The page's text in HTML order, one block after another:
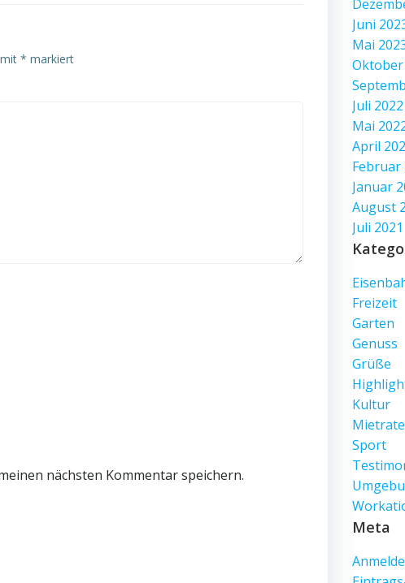
* markiert
nächsten Kommentar speichern.
Juni
Mai
Oktober
Juli 2022
Mai
April
Februar
Januar
August
Juli 2021
Freizeit
Garten
Genuss
Grüße
Kultur
Sport
Meta